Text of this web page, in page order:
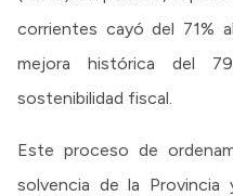
corrientes cayó del 71%
mejora histórica del
sostenibilidad fiscal.
Este proceso de
solvencia de la Provincia